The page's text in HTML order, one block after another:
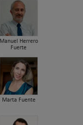
Manuel Herrero
Fuerte
Marta Fuente